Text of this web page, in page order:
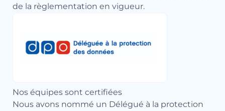
de la règlementation en vigueur.
Nos équipes sont certifiées
Nous avons nommé un Délégué à la protection